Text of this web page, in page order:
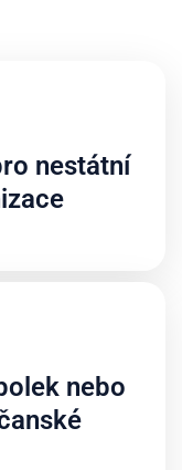
nestátní
nebo